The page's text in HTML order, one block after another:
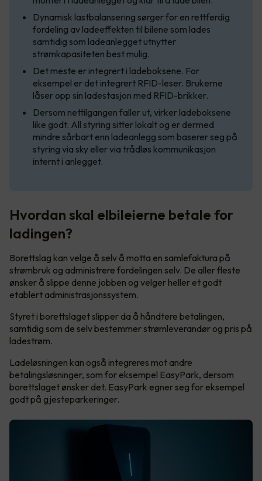
Dynamisk lastbalansering sørger for en rettferdig
fordeling av ladeeffekten til bilene som lades
samtidig som ladeanlegget utnytter
strømkapasiteten best mulig.
Det meste er integrert i ladeboksene. For
eksempel er det integrert RFID-leser. Brukerne
låser opp sin ladestasjon med RFID-brikker.
Dersom nettilgangen faller ut, virker ladeboksene
like godt. All styring sitter lokalt og er dermed
mindre sårbart enn ladeanlegg som baserer seg på
styring via sky eller via trådløs kommunikasjon
internt i anlegget.
Hvordan skal elbileierne betale for
ladingen?
Borettslag kan velge å selv å motta en samlefaktura på
strømbruk og administrere fordelingen selv. De aller fleste
ønsker å slippe denne jobben og velger heller et godt
etablert administrasjonssystem.
Styret i borettslaget slipper da å håndtere betalingen,
samtidig som de selv bestemmer strømleverandør og pris på
ladestrøm.
Ladeløsningen kan også integreres mot andre
betalingsløsninger, som for eksempel EasyPark, dersom
borettslaget ønsker det. EasyPark egner seg for eksempel
godt på gjesteparkeringer.